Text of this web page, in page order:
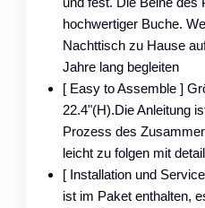
hochwertiger Buche.
Nachttisch zu Hause
Jahre lang begleiten
[ Easy to Assemble ]
22.4"(H).Die Anleitung
Prozess des
leicht zu folgen mit
[ Installation und
ist im Paket enthalten,